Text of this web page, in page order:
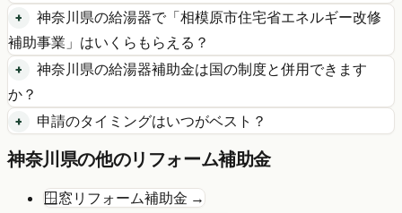
神奈川県の給湯器で「相模原市住宅省エネルギー改修
補助事業 」はいくらもらえる？
神奈川県の給湯器補助金は国の制度と併用できます
か？
申請のタイミングはいつがベスト？
神奈川県の他のリフォーム補助金
🪟 窓リフォーム補助金 →